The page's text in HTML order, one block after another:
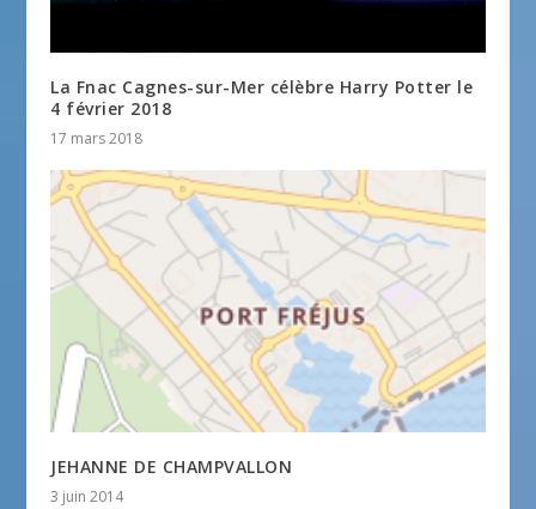
La Fnac Cagnes-sur-Mer célèbre Harry Potter le
4 février 2018
17 mars 2018
JEHANNE DE CHAMPVALLON
3 juin 2014